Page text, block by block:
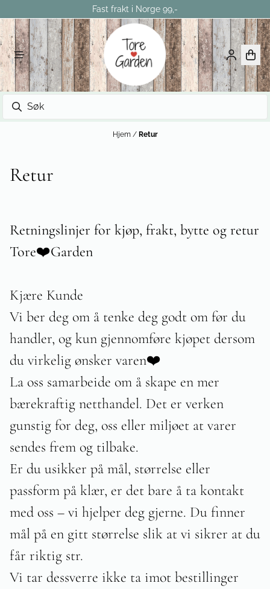
Fast frakt i Norge 99,-
Hjem / Retur
Retur
Retningslinjer for kjøp, frakt, bytte og retur
Tore❤️Garden
Kjære Kunde
Vi ber deg om å tenke deg godt om før du
handler, og kun gjennomføre kjøpet dersom
du virkelig ønsker varen❤️
La oss samarbeide om å skape en mer
bærekraftig netthandel. Det er verken
gunstig for deg, oss eller miljøet at varer
sendes frem og tilbake.
Er du usikker på mål, størrelse eller
passform på klær, er det bare å ta kontakt
med oss – vi hjelper deg gjerne. Du finner
mål på en gitt størrelse slik at vi sikrer at du
får riktig str.
Vi tar dessverre ikke ta imot bestillinger